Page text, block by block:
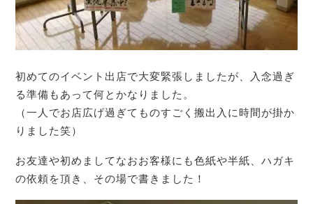
初めてのイベント出店で大変緊張しましたが、入念過ぎ
る準備もあって何とかなりました。
（一人でお店広げ過ぎてものすごく搬出入に時間が掛か
りました笑）
お友達や初めましてなおお客様にも色紙や半紙、ハガキ
の依頼を頂き、その場で書きました！